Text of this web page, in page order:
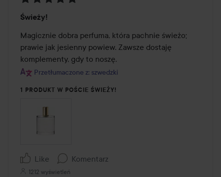
5
z
5
Świeży!
Magicznie dobra perfuma, która pachnie świeżo;
prawie jak jesienny powiew. Zawsze dostaję
Przetłumaczone z: szwedzki
1 PRODUKT W POŚCIE ŚWIEŻY!
Like Komentarz
1212 wyświetleń